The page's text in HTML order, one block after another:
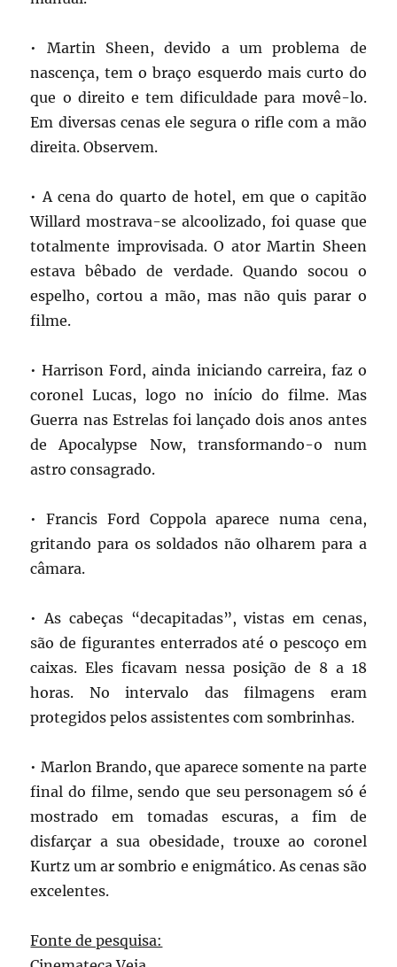
• Martin Sheen, devido a um problema de
nascença, tem o braço esquerdo mais curto do
que o direito e tem dificuldade para movê-lo.
Em diversas cenas ele segura o rifle com a mão
direita. Observem.
• A cena do quarto de hotel, em que o capitão
Willard mostrava-se alcoolizado, foi quase que
totalmente improvisada. O ator Martin Sheen
estava bêbado de verdade. Quando socou o
espelho, cortou a mão, mas não quis parar o
filme.
• Harrison Ford, ainda iniciando carreira, faz o
coronel Lucas, logo no início do filme. Mas
Guerra nas Estrelas foi lançado dois anos antes
de Apocalypse Now, transformando-o num
astro consagrado.
• Francis Ford Coppola aparece numa cena,
gritando para os soldados não olharem para a
câmara.
• As cabeças “decapitadas”, vistas em cenas,
são de figurantes enterrados até o pescoço em
caixas. Eles ficavam nessa posição de 8 a 18
horas. No intervalo das filmagens eram
protegidos pelos assistentes com sombrinhas.
• Marlon Brando, que aparece somente na parte
final do filme, sendo que seu personagem só é
mostrado em tomadas escuras, a fim de
disfarçar a sua obesidade, trouxe ao coronel
Kurtz um ar sombrio e enigmático. As cenas são
excelentes.
Fonte de pesquisa: